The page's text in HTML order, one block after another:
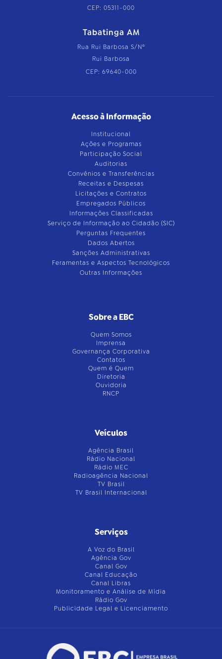
CEP: 05311-000
Tabatinga AM
Rua Rui Barbosa S/Nº
Rui Barbosa
CEP: 69640-000
Acesso à Informação
Institucional
Ações e Programas
Participação Social
Auditorias
Convênios e Transferências
Receitas e Despesas
Licitações e Contratos
Empregados Públicos
Informações Classificadas
Serviço de Informação ao Cidadão (SIC)
Perguntas Frequentes
Dados Abertos
Sanções Administrativas
Feramentas e Aspectos Tecnológicos
Outras Informações
Sobre a EBC
Quem Somos
Imprensa
Governança Corporativa
Contatos
Quem é Quem
Diretoria
Ouvidoria
RNCP
Veículos
Agência Brasil
Rádio Nacional
Rádio MEC
Radioagência Nacional
TV Brasil
TV Brasil Internacional
Serviços
A Voz do Brasil
Agência Gov
Canal Gov
Canal Educação
Canal Libras
Monitoramento e Análise de Mídia
Rádio Gov
Publicidade Legal e Licenciamento